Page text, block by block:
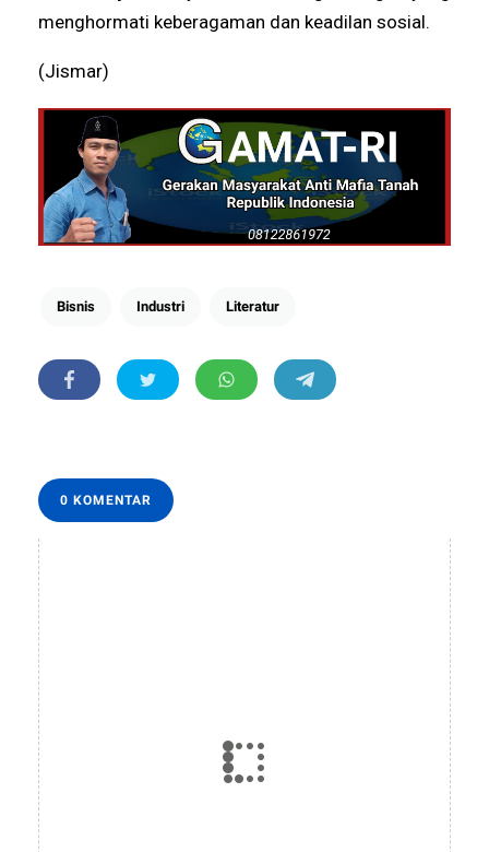
menghormati keberagaman dan keadilan sosial.
(Jismar)
Bisnis Industri Literatur
0 KOMENTAR